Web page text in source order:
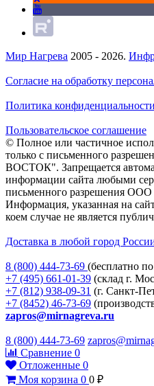
Мир Нагрева 2005 - 2026.
Согласие на обработку
Политика конфиденциальности
Пользовательское соглашение
© Полное или частичное
только с письменного
ВОСТОК". Запрещается
информации сайта любыми
письменного разрешения
Информация, указанная на
коем случае не является
Доставка в любой город
8 (800) 444-73-69 (бесплатно
+7 (495) 661-01-39 (склад г.
+7 (812) 938-09-31 (г. Санкт-
+7 (8452) 46-73-69
zapros@mirnagreva.ru
8 (800) 444-73-69
Сравнение 0
Отложенные 0
Моя корзина 0 0 ₽